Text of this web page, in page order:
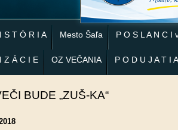
S T Ó R I A Mesto Šaľa P O S L A N C I
Z Á C I E OZ VEČANIA P O D U J A T I A
BUDE „ZUŠ-KA“